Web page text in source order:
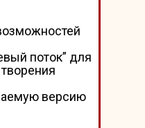
поток” для
версию